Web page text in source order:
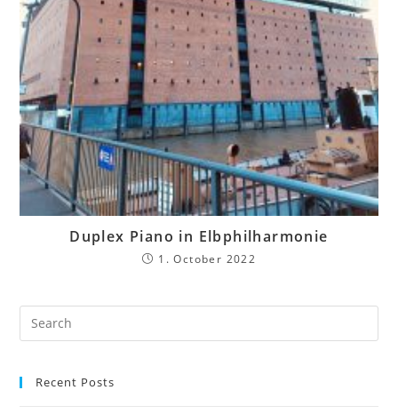
Duplex Piano in Elbphilharmonie
1. October 2022
Recent Posts